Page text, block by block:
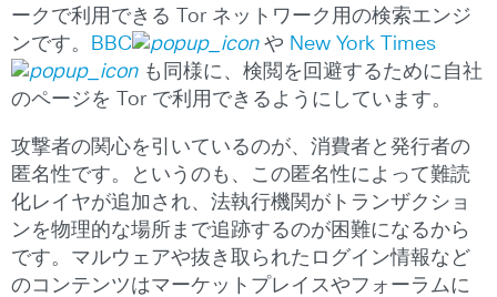
ークで利用できる Tor ネットワーク用の検索エンジ
ンです。
BBC や New York Times
も同様に、検閲を回避するために自社
のページを Tor で利用できるようにしています。
攻撃者の関心を引いているのが、消費者と発行者の
匿名性です。というのも、この匿名性によって難読
化レイヤが追加され、法執行機関がトランザクショ
ンを物理的な場所まで追跡するのが困難になるから
です。マルウェアや抜き取られたログイン情報など
のコンテンツはマーケットプレイスやフォーラムに